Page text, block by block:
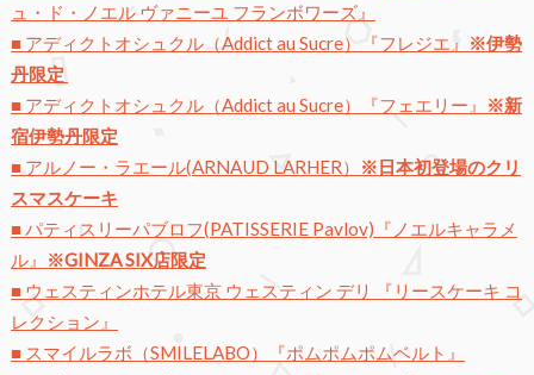
ュ・ド・ノエル ヴァニーユ フランボワーズ』
■ アディクトオシュクル（Addict au Sucre）『フレジエ』
※伊勢
丹限定
■ アディクトオシュクル（Addict au Sucre）『フェエリー』
※新
宿伊勢丹限定
■ アルノー・ラエール(ARNAUD LARHER）
※日本初登場のクリ
スマスケーキ
■ パティスリーパブロフ(PATISSERIE Pavlov)『ノエルキャラメ
ル』
※GINZA SIX店限定
■ ウェスティンホテル東京 ウェスティン デリ 『リースケーキ コ
レクション』
■ スマイルラボ（SMILELABO）『ポムポムポムベルト』